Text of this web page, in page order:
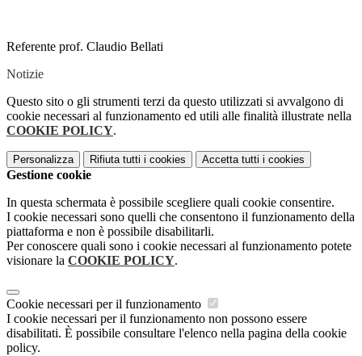
Referente prof. Claudio Bellati
Notizie
Questo sito o gli strumenti terzi da questo utilizzati si avvalgono di
cookie necessari al funzionamento ed utili alle finalità illustrate nella
COOKIE POLICY.
Personalizza Rifiuta tutti i cookies Accetta tutti i cookies
Gestione cookie
In questa schermata è possibile scegliere quali cookie consentire.
I cookie necessari sono quelli che consentono il funzionamento della
piattaforma e non è possibile disabilitarli.
Per conoscere quali sono i cookie necessari al funzionamento potete
visionare la COOKIE POLICY.
Cookie necessari per il funzionamento
I cookie necessari per il funzionamento non possono essere
disabilitati. È possibile consultare l'elenco nella pagina della cookie
policy.